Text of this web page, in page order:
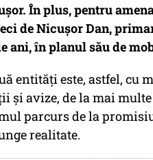
În plus, pentru
de Nicușor Dan,
ani, în planul său de
entități este, astfel, cu
și avize, de la mai
parcurs de la
realitate.